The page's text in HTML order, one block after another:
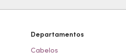
Departamentos
Cabelos